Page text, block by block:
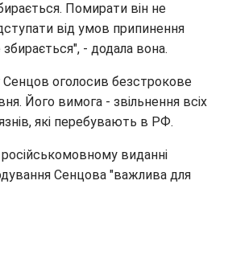
Помирати він не
від умов припинення
- додала вона.
оголосив безстрокове
Його вимога - звільнення всіх
які перебувають в РФ.
виданні
Сенцова "важлива для